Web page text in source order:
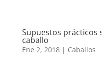
Supuestos prácticos
caballo
Ene 2, 2018| Caballos